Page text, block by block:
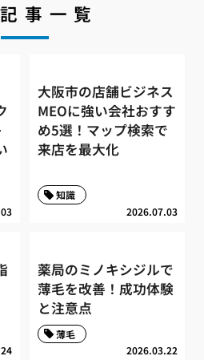
事一覧
大阪市の店舗ビジネス
MEOに強い会社おすす
め5選！マップ検索で
来店を最大化
2026.07.03
知識
薬局のミノキシジルで
薄毛を改善！成功体験
と注意点
2026.03.22
薄毛